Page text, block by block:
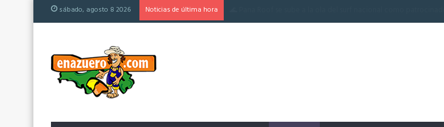
sábado, agosto 8 2026 Noticias de última hora